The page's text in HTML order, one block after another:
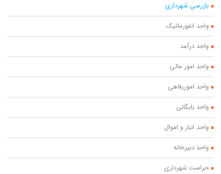
بازرسی شهرداری
واحد انفورماتیک
واحد درآمد
واحد امور مالی
واحد اموررفاهی
واحد بایگانی
واحد انبار و اموال
واحد دبیرخانه
حراست شهرداری